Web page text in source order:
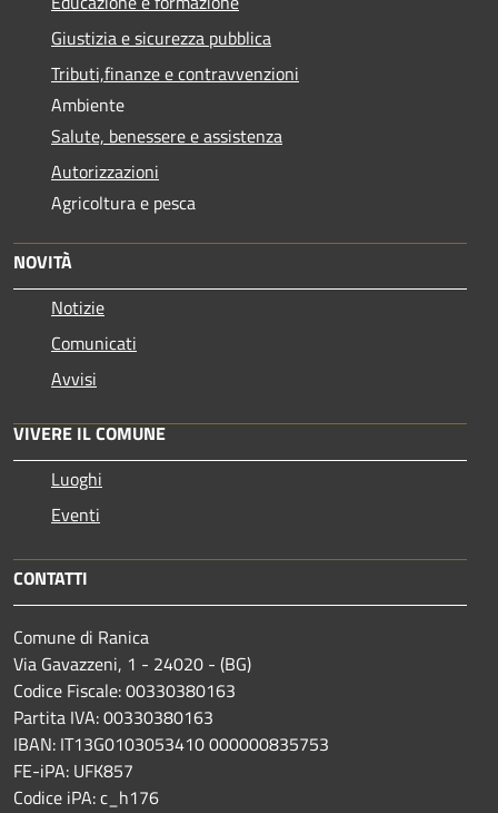
Giustizia e sicurezza pubblica
Tributi,finanze e contravvenzioni
Ambiente
Salute, benessere e assistenza
Autorizzazioni
Agricoltura e pesca
NOVITÀ
Notizie
Comunicati
Avvisi
VIVERE IL COMUNE
Luoghi
Eventi
CONTATTI
Comune di Ranica
Via Gavazzeni, 1 - 24020 - (BG)
Codice Fiscale: 00330380163
Partita IVA: 00330380163
IBAN: IT13G0103053410 000000835753
FE-iPA: UFK857
Codice iPA: c_h176